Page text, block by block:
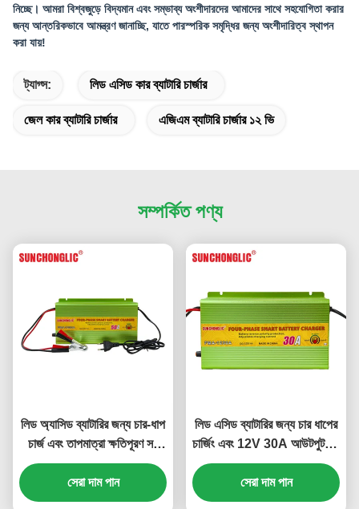
নিচ্ছে। আমরা বিশ্বজুড়ে বিদ্যমান এবং সম্ভাব্য অংশীদারদের আমাদের সাথে সহযোগিতা করার
জন্য আন্তরিকভাবে আমন্ত্রণ জানাচ্ছি, যাতে পারস্পরিক সমৃদ্ধির জন্য অংশীদারিত্ব স্থাপন
করা যায়!
ট্যাগ্স: লিড এসিড কার ব্যাটারি চার্জার
জেল কার ব্যাটারি চার্জার এজিএম ব্যাটারি চার্জার ১২ ভি
সম্পর্কিত পণ্য
লিড অ্যাসিড ব্যাটারির জন্য চার-ধাপ
চার্জ এবং তাপমাত্রা ক্ষতিপূরণ সহ
12V 50A AGM GEL ব্যাটারি
চার্জার
সেরা দাম পান
লিড এসিড ব্যাটারির জন্য চার ধাপের
চার্জিং এবং 12V 30A আউটপুট সহ
AC 220V AGM GEL ব্যাটারি
চার্জার
সেরা দাম পান